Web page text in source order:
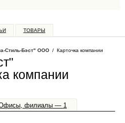
ТОВАРЫ
Стиль-Бэст" ООО / Карточка компании
компании
филиалы — 1